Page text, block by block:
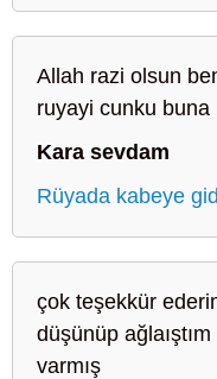
Allah razi olsun
ruyayi cunku
Kara sevdam
Rüyada kabeye
çok teşekkür
düşünüp
varmış